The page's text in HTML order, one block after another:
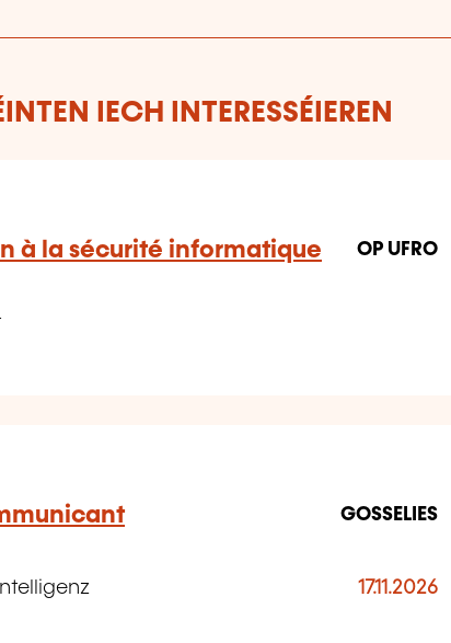
IECH INTERESSÉIEREN
à la sécurité informatique OP UFRO
GOSSELIES
17.11.2026